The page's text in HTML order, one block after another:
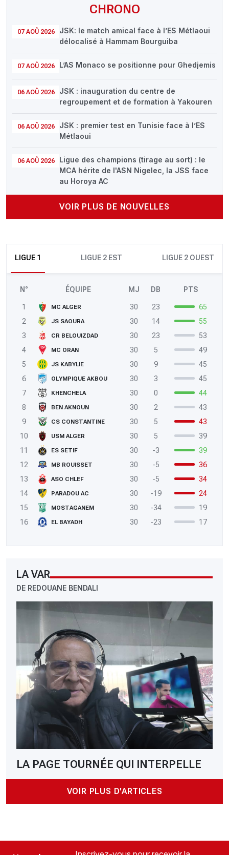
CHRONO
07 AOÛ 2026
JSK: le match amical face à l’ES Métlaoui
délocalisé à Hammam Bourguiba
07 AOÛ 2026 L’AS Monaco se positionne pour Ghedjemis
06 AOÛ 2026
JSK : inauguration du centre de
regroupement et de formation à Yakouren
06 AOÛ 2026
JSK : premier test en Tunisie face à l’ES
Métlaoui
06 AOÛ 2026
Ligue des champions (tirage au sort) : le
MCA hérite de l'ASN Nigelec, la JSS face
au Horoya AC
VOIR PLUS DE NOUVELLES
LIGUE 1 LIGUE 2 EST LIGUE 2 OUEST
N° ÉQUIPE MJ DB PTS
1 MC ALGER 30 23
65
2
JS SAOURA 30 14
55
3
CR BELOUIZDAD 30 23
53
4
MC ORAN 30 5
49
5
JS KABYLIE 30 9
45
6
OLYMPIQUE AKBOU 30 3
45
7
KHENCHELA 30 0
44
8
BEN AKNOUN 30 2
43
9
CS CONSTANTINE 30 5
43
10
USM ALGER 30 5
39
11
ES SETIF 30 -3
39
12
MB ROUISSET 30 -5
36
13
ASO CHLEF 30 -5
34
14
PARADOU AC 30 -19
24
15
MOSTAGANEM 30 -34
19
16
EL BAYADH 30 -23 17
LA VAR
DE REDOUANE BENDALI
LA PAGE TOURNÉE QUI INTERPELLE
VOIR PLUS D'ARTICLES